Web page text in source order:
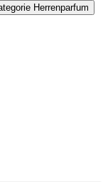
Herrenparfum